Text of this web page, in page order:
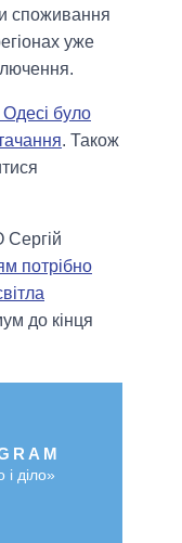
споживання
уже
Одесі було
. Також
Сергій
потрібно
до кінця
діло»